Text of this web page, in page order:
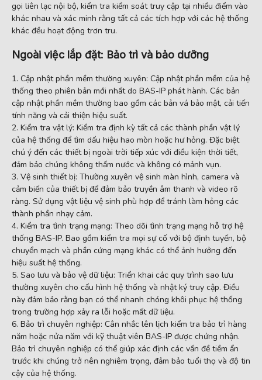
gọi liên lạc nội bộ, kiểm tra kiểm soát truy cập tại nhiều điểm vào
khác nhau và xác minh rằng tất cả các tích hợp với các hệ thống
khác đều hoạt động trơn tru.
Ngoài việc lắp đặt: Bảo trì và bảo dưỡng
Cập nhật phần mềm thường xuyên: Cập nhật phần mềm của hệ
thống theo phiên bản mới nhất do BAS-IP phát hành. Các bản
cập nhật phần mềm thường bao gồm các bản vá bảo mật, cải tiến
tính năng và cải thiện hiệu suất.
Kiểm tra vật lý: Kiểm tra định kỳ tất cả các thành phần vật lý
của hệ thống để tìm dấu hiệu hao mòn hoặc hư hỏng. Đặc biệt
chú ý đến các thiết bị ngoài trời tiếp xúc với điều kiện thời tiết,
đảm bảo chúng không thấm nước và không có mảnh vụn.
Vệ sinh thiết bị: Thường xuyên vệ sinh màn hình, camera và
cảm biến của thiết bị để đảm bảo truyền âm thanh và video rõ
ràng. Sử dụng vật liệu vệ sinh phù hợp để tránh làm hỏng các
thành phần nhạy cảm.
Kiểm tra tình trạng mạng: Theo dõi tình trạng mạng hỗ trợ hệ
thống BAS-IP. Bao gồm kiểm tra mọi sự cố với bộ định tuyến, bộ
chuyển mạch và phần cứng mạng khác có thể ảnh hưởng đến
hiệu suất hệ thống.
Sao lưu và bảo vệ dữ liệu: Triển khai các quy trình sao lưu
thường xuyên cho cấu hình hệ thống và nhật ký truy cập. Điều
này đảm bảo rằng bạn có thể nhanh chóng khôi phục hệ thống
trong trường hợp xảy ra lỗi hoặc mất dữ liệu.
Bảo trì chuyên nghiệp: Cân nhắc lên lịch kiểm tra bảo trì hàng
năm hoặc nửa năm với kỹ thuật viên BAS-IP được chứng nhận.
Bảo trì chuyên nghiệp có thể giúp xác định các vấn đề tiềm ẩn
trước khi chúng trở nên nghiêm trọng, đảm bảo tuổi thọ và độ tin
cậy của hệ thống.